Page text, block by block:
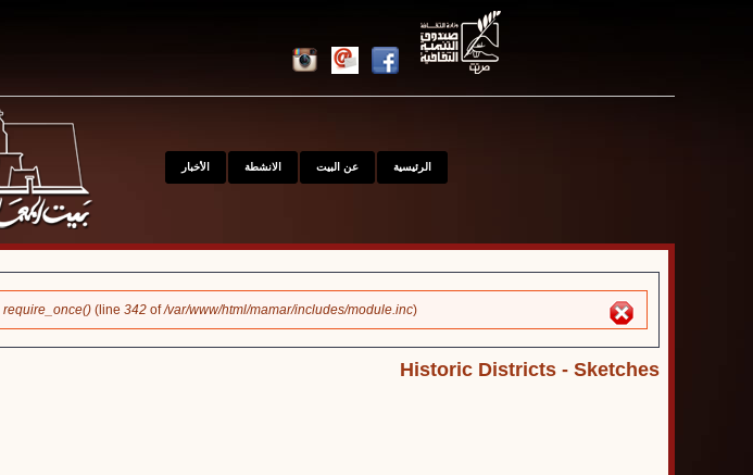
الأخبار الانشطة عن البيت الرئيسية
require_once() (line 342 of/var/www/html/mamar/includes/module.inc).
Historic Districts - Sketches